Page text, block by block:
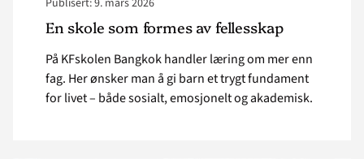
Publisert: 9. mars 2026
En skole som formes av fellesskap
På KFskolen Bangkok handler læring om mer enn
fag. Her ønsker man å gi barn et trygt fundament
for livet – både sosialt, emosjonelt og akademisk.